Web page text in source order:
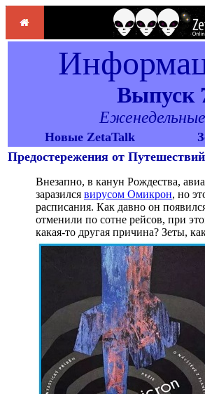
Выпуск
Новые ZetaTalk
Предостережения от Путешествий
Внезапно, в канун Рождества,
заразился вирусом Омикрон, но
расписания. Как давно он
отменили по сотне рейсов, при
какая-то другая причина? Зеты,